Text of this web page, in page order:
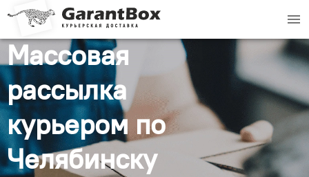
menu
Массовая
рассылка
курьером по
Челябинску